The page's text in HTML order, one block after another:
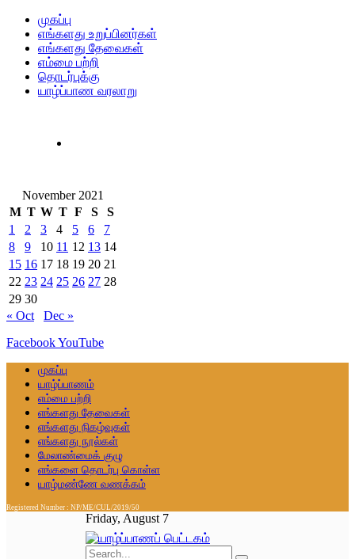
முகப்பு
எங்களது உறுப்பினர்கள்
எங்களது தேவைகள்
எம்மை பற்றி
தொடர்புக்கு
யாழ்ப்பாண வரலாறு
November 2021
M T W T F S
S
1
2 3 4 5 6
7
8
9 10 11 12 13 14
15 16 17 18 19 20 21
22 23 24 25 26 27 28
29 30
« Oct
Dec »
FacebookYouTube
முகப்பு
யாழ்ப்பாணம்
எம்மை பற்றி
எங்களது தேவைகள்
எங்களது நிகழ்வுகள்
எங்களது நூல்கள்
மேலாண்மைக் குழு
எங்களை தொடர்பு கொள்ள
யாழ்மண்ணே வணக்கம்
Registered Number : NP/ME/CUL/2019/50
Friday, August 7